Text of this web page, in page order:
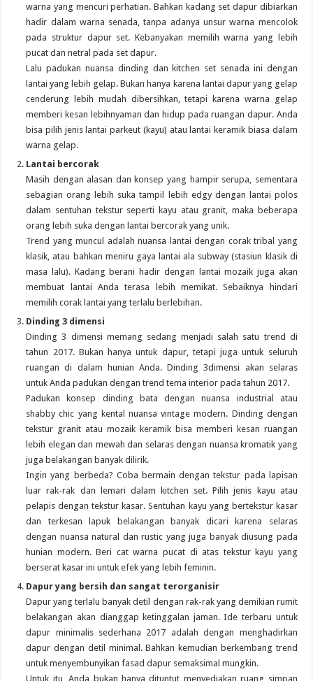
warna yang mencuri perhatian. Bahkan kadang set dapur dibiarkan
hadir dalam warna senada, tanpa adanya unsur warna mencolok
pada struktur dapur set. Kebanyakan memilih warna yang lebih
pucat dan netral pada set dapur.
Lalu padukan nuansa dinding dan kitchen set senada ini dengan
lantai yang lebih gelap. Bukan hanya karena lantai dapur yang gelap
cenderung lebih mudah dibersihkan, tetapi karena warna gelap
memberi kesan lebihnyaman dan hidup pada ruangan dapur. Anda
bisa pilih jenis lantai parkeut (kayu) atau lantai keramik biasa dalam
warna gelap.
Lantai bercorak
Masih dengan alasan dan konsep yang hampir serupa, sementara
sebagian orang lebih suka tampil lebih edgy dengan lantai polos
dalam sentuhan tekstur seperti kayu atau granit, maka beberapa
orang lebih suka dengan lantai bercorak yang unik.
Trend yang muncul adalah nuansa lantai dengan corak tribal yang
klasik, atau bahkan meniru gaya lantai ala subway (stasiun klasik di
masa lalu). Kadang berani hadir dengan lantai mozaik juga akan
membuat lantai Anda terasa lebih memikat. Sebaiknya hindari
memilih corak lantai yang terlalu berlebihan.
Dinding 3 dimensi
Dinding 3 dimensi memang sedang menjadi salah satu trend di
tahun 2017. Bukan hanya untuk dapur, tetapi juga untuk seluruh
ruangan di dalam hunian Anda. Dinding 3dimensi akan selaras
untuk Anda padukan dengan trend tema interior pada tahun 2017.
Padukan konsep dinding bata dengan nuansa industrial atau
shabby chic yang kental nuansa vintage modern. Dinding dengan
tekstur granit atau mozaik keramik bisa memberi kesan ruangan
lebih elegan dan mewah dan selaras dengan nuansa kromatik yang
juga belakangan banyak dilirik.
Ingin yang berbeda? Coba bermain dengan tekstur pada lapisan
luar rak-rak dan lemari dalam kitchen set. Pilih jenis kayu atau
pelapis dengan tekstur kasar. Sentuhan kayu yang bertekstur kasar
dan terkesan lapuk belakangan banyak dicari karena selaras
dengan nuansa natural dan rustic yang juga banyak diusung pada
hunian modern. Beri cat warna pucat di atas tekstur kayu yang
berserat kasar ini untuk efek yang lebih feminin.
Dapur yang bersih dan sangat terorganisir
Dapur yang terlalu banyak detil dengan rak-rak yang demikian rumit
belakangan akan dianggap ketinggalan jaman. Ide terbaru untuk
dapur minimalis sederhana 2017 adalah dengan menghadirkan
dapur dengan detil minimal. Bahkan kemudian berkembang trend
untuk menyembunyikan fasad dapur semaksimal mungkin.
Untuk itu, Anda bukan hanya dituntut menyediakan ruang simpan